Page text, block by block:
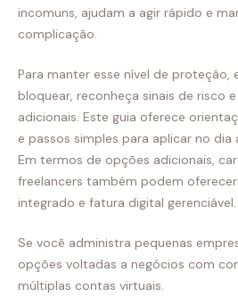
incomuns, ajudam a agir rápido e
complicação.
Para manter esse nível de proteção,
bloquear, reconheça sinais de risco
adicionais. Este guia oferece
e passos simples para aplicar no dia
Em termos de opções adicionais,
freelancers também podem
integrado e fatura digital gerenciável.
Se você administra pequenas
opções voltadas a negócios com
múltiplas contas virtuais.